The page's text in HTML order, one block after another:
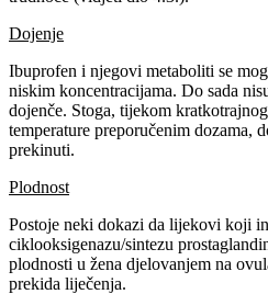
Dojenje
Ibuprofen i njegovi metaboliti se
niskim koncentracijama. Do sada
dojenče. Stoga, tijekom
temperature preporučenim dozama,
prekinuti.
Plodnost
Postoje neki dokazi da lijekovi koji
ciklooksigenazu/sintezu
plodnosti u žena djelovanjem na
prekida liječenja.